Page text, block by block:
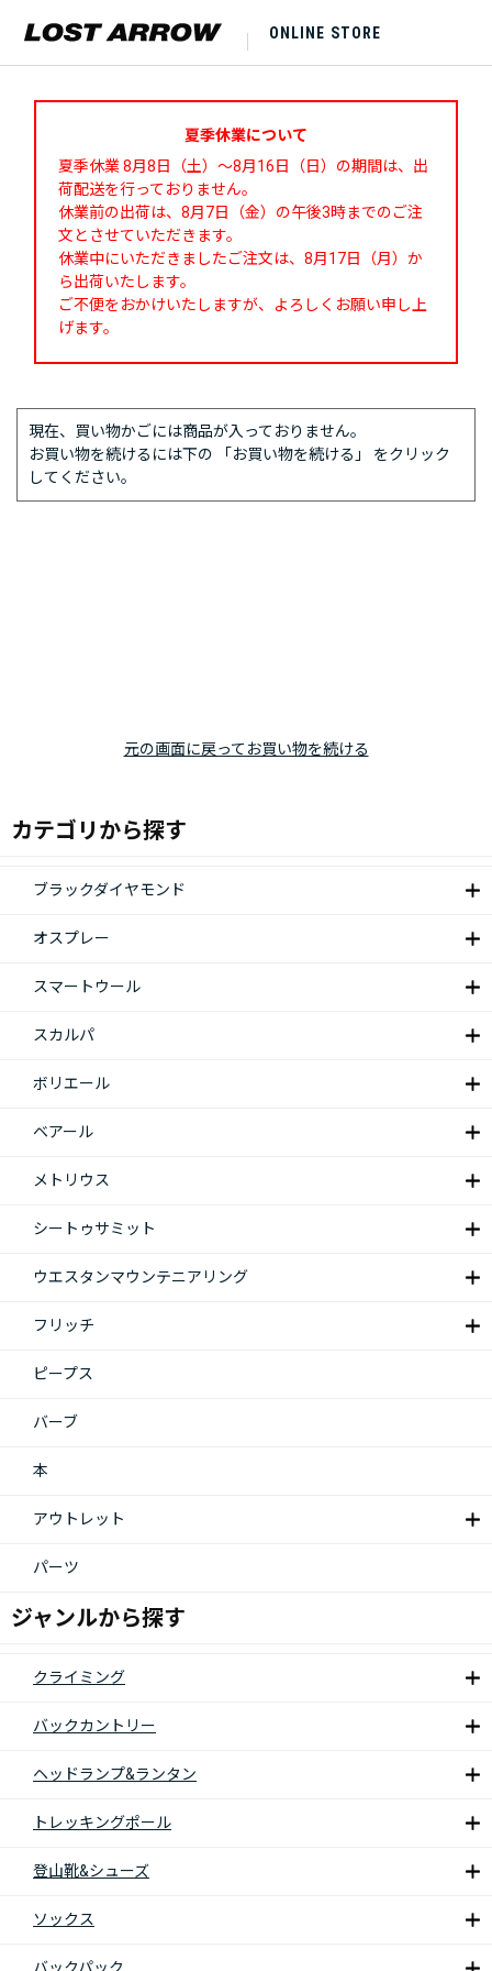
ONLINE STORE
夏季休業について
夏季休業 8月8日（土）～8月16日（日）の期間は、出
荷配送を行っておりません。
休業前の出荷は、8月7日（金）の午後3時までのご注
文とさせていただきます。
休業中にいただきましたご注文は、8月17日（月）か
ら出荷いたします。
ご不便をおかけいたしますが、よろしくお願い申し上
げます。
現在、買い物かごには商品が入っておりません。
お買い物を続けるには下の 「お買い物を続ける」 をクリック
してください。
元の画面に戻ってお買い物を続ける
カテゴリから探す
ブラックダイヤモンド
オスプレー
スマートウール
スカルパ
ボリエール
ベアール
メトリウス
シートゥサミット
ウエスタンマウンテニアリング
フリッチ
ピープス
バーブ
本
アウトレット
パーツ
ジャンルから探す
クライミング
バックカントリー
ヘッドランプ&ランタン
トレッキングポール
登山靴&シューズ
ソックス